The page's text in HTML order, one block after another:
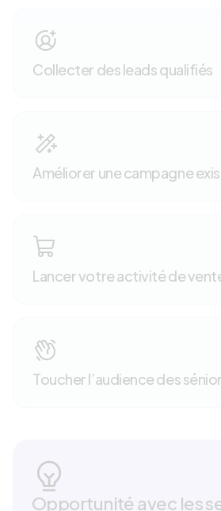
Collecter des leads qualifiés
Améliorer une campagne
Lancer votre activité de
Toucher l’audience des
Opportunité avec les